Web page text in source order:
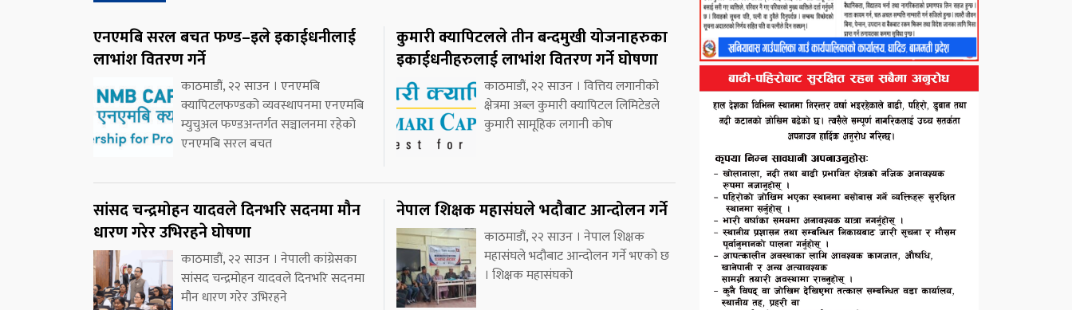
एनएमबि सरल बचत फण्ड–इले इकाईधनीलाई
लाभांश वितरण गर्ने
काठमाडौं, २२ साउन । एनएमबि
क्यापिटलफण्डको व्यवस्थापनमा एनएमबि
म्युचुअल फण्डअन्तर्गत सञ्चालनमा रहेको
एनएमबि सरल बचत
कुमारी क्यापिटलले तीन बन्दमुखी योजनाहरुका
इकाईधनीहरुलाई लाभांश वितरण गर्ने घोषणा
काठमाडौं, २२ साउन । वित्तिय लगानीको
क्षेत्रमा अब्ल कुमारी क्यापिटल लिमिटेडले
कुमारी सामूहिक लगानी कोष
सांसद चन्द्रमोहन यादवले दिनभरि सदनमा मौन
धारण गरेर उभिरहने घोषणा
काठमाडौं, २२ साउन । नेपाली कांग्रेसका
सांसद चन्द्रमोहन यादवले दिनभरि सदनमा
मौन धारण गरेर उभिरहने
नेपाल शिक्षक महासंघले भदौबाट आन्दोलन गर्ने
काठमाडौं, २२ साउन । नेपाल शिक्षक
महासंघले भदौबाट आन्दोलन गर्ने भएको छ
। शिक्षक महासंघको